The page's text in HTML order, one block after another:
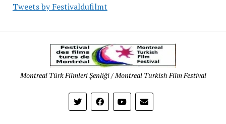
Tweets by Festivaldufilmt
Festival
des
films
Montreal Türk Filmleri Şenliği / Montreal Turkish Film Festival